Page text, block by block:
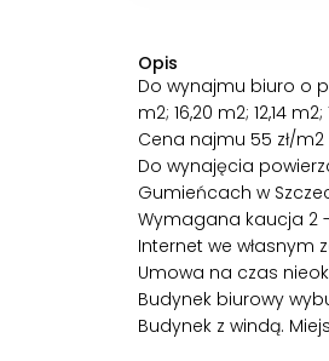
Opis
Do wynajmu biuro o
m2; 16,20 m2; 12,14
Cena najmu 55 zł/
Do wynajęcia
Gumieńcach w
Wymagana kaucja 2
Internet we własnym
Umowa na czas
Budynek biurowy
Budynek z windą.